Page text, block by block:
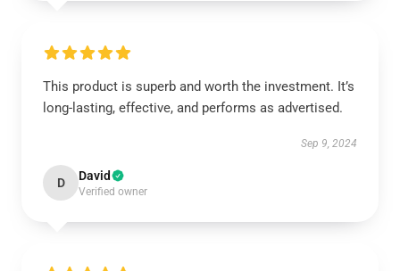
This product is superb and worth the investment. It’s
long-lasting, effective, and performs as advertised.
Sep 9, 2024
D David
Verified owner